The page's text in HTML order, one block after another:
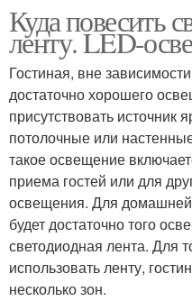
Куда повесить
ленту. LED-
Гостиная, вне
достаточно хорошего
присутствовать источник
потолочные или
такое освещение
приема гостей или для
освещения. Для
будет достаточно того
светодиодная лента. Для
использовать ленту,
несколько зон.